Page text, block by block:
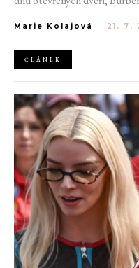
AliExpress.
Marie Kolajová - 21. 7.
ČLÁNEK